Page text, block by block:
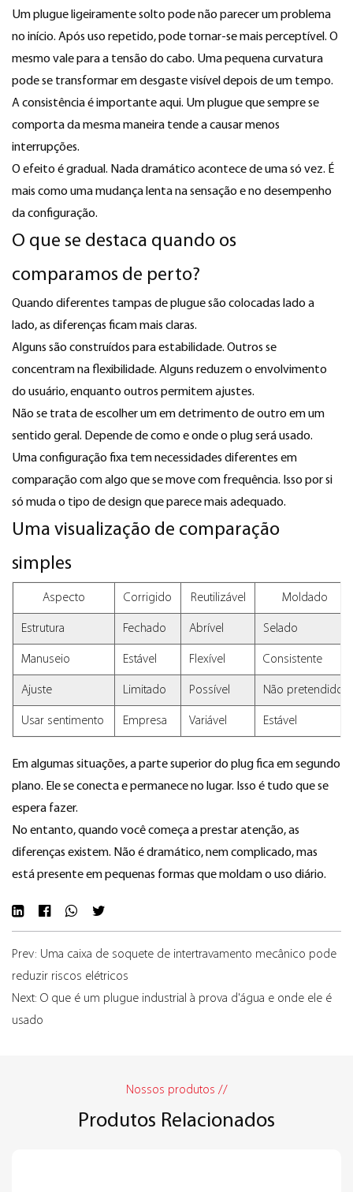
Um plugue ligeiramente solto pode não parecer um problema
no início. Após uso repetido, pode tornar-se mais perceptível. O
mesmo vale para a tensão do cabo. Uma pequena curvatura
pode se transformar em desgaste visível depois de um tempo.
A consistência é importante aqui. Um plugue que sempre se
comporta da mesma maneira tende a causar menos
interrupções.
O efeito é gradual. Nada dramático acontece de uma só vez. É
mais como uma mudança lenta na sensação e no desempenho
da configuração.
O que se destaca quando os
comparamos de perto?
Quando diferentes tampas de plugue são colocadas lado a
lado, as diferenças ficam mais claras.
Alguns são construídos para estabilidade. Outros se
concentram na flexibilidade. Alguns reduzem o envolvimento
do usuário, enquanto outros permitem ajustes.
Não se trata de escolher um em detrimento de outro em um
sentido geral. Depende de como e onde o plug será usado.
Uma configuração fixa tem necessidades diferentes em
comparação com algo que se move com frequência. Isso por si
só muda o tipo de design que parece mais adequado.
Uma visualização de comparação
simples
Aspecto Corrigido Reutilizável Moldado
Estrutura Fechado Abrível Selado
Manuseio Estável Flexível Consistente
Ajuste Limitado Possível Não pretendido
Usar sentimento Empresa Variável Estável
Em algumas situações, a parte superior do plug fica em segundo
plano. Ele se conecta e permanece no lugar. Isso é tudo que se
espera fazer.
No entanto, quando você começa a prestar atenção, as
diferenças existem. Não é dramático, nem complicado, mas
está presente em pequenas formas que moldam o uso diário.
Prev: Uma caixa de soquete de intertravamento mecânico pode
reduzir riscos elétricos
Next: O que é um plugue industrial à prova d'água e onde ele é
usado
Nossos produtos //
Produtos Relacionados